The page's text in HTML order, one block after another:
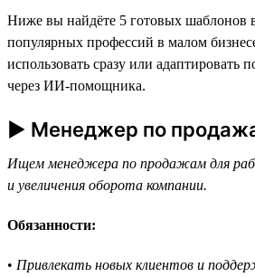
Ниже вы найдёте 5 готовых шаблонов
популярных профессий в малом
использовать сразу или адаптировать
через ИИ-помощника.
► Менеджер по
Ищем менеджера по продажам для
и увеличения оборота компании.
Обязанности:
• Привлекать новых клиентов и